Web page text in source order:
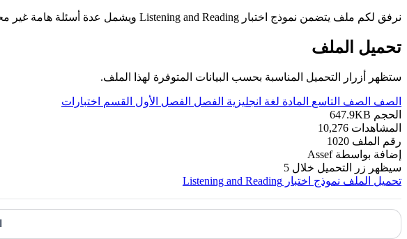
نرفق لكم ملف يتضمن نموذج اختبار Listening and Reading ويشمل عدة أسئلة هامة غير محلولة من مادة اللغة الإنجليزية للصف التاسع الفصل الدراسي الأول للعام الدراسي 2023-2024
تحميل الملف
ستظهر أزرار التحميل المناسبة بحسب البيانات المتوفرة لهذا الملف.
الصف الصف التاسع المادة لغة انجليزية الفصل الفصل الأول القسم اختبارات
الحجم 647.9KB
المشاهدات 10,276
رقم الملف 1020
إضافة بواسطة Assef
سيظهر زر التحميل خلال 5
تحميل الملف نموذج اختبار Listening and Reading